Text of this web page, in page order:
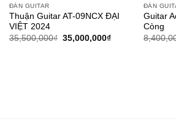
Add to
wishlist
ĐÀN GUITAR
Thuận Guitar AT-09NCX ĐẠI
VIỆT 2024
35,500,000₫ 35,000,000₫
ĐÀN
Guitar
Còng